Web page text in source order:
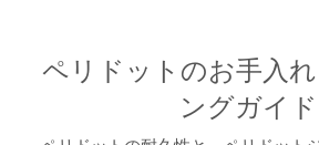
ペリドットのお手入
ングガイド